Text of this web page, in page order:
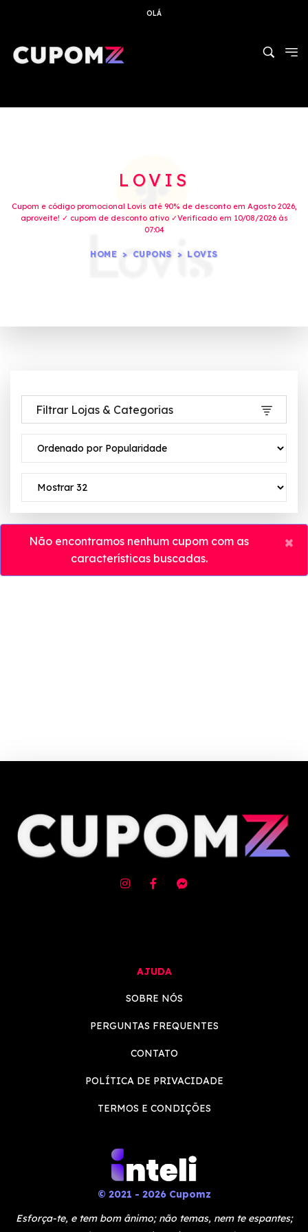
OLÁ
LOVIS
Cupom e código promocional Lovis até 90% de desconto em Agosto 2026,
aproveite! ✓ cupom de desconto ativo ✓Verificado em 10/08/2026 às
07:04
HOME CUPONS LOVIS
Filtrar Lojas & Categorias
Não encontramos nenhum cupom com as
características buscadas.
×
AJUDA
SOBRE NÓS
PERGUNTAS FREQUENTES
CONTATO
POLÍTICA DE PRIVACIDADE
TERMOS E CONDIÇÕES
© 2021 - 2026 Cupomz
Esforça-te, e tem bom ânimo; não temas, nem te espantes;